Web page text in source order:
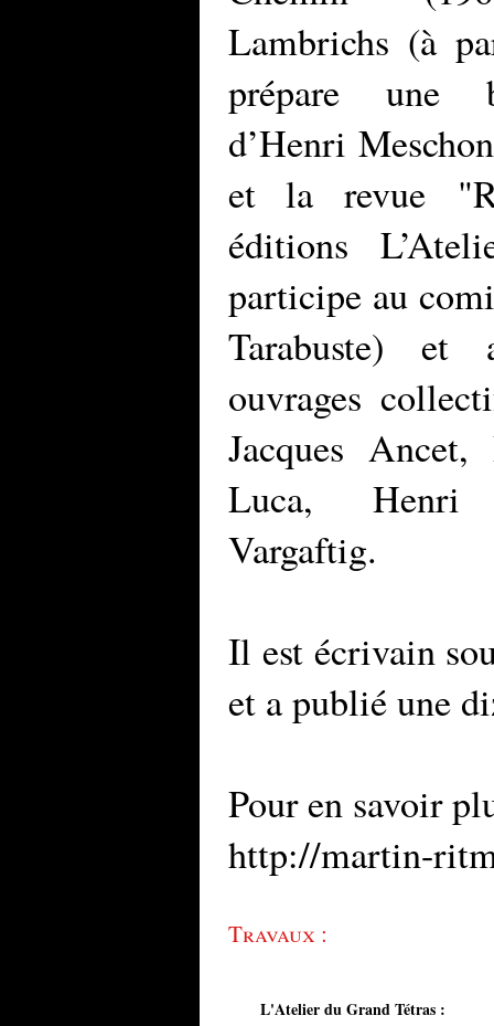
Lambrichs (à
prépare une
d’Henri
et la revue
éditions
participe au
Tarabuste)
ouvrages
Jacques
Luca, Henri
Vargaftig.
Il est écrivain
et a publié une
Pour en savoir
http://martin-
Travaux :
L'Atelier du Grand Tétras :